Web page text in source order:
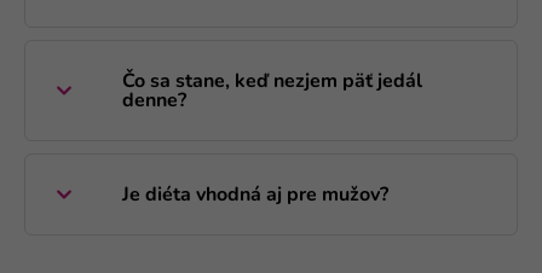
Čo sa stane, keď nezjem päť jedál
denne?
Je diéta vhodná aj pre mužov?